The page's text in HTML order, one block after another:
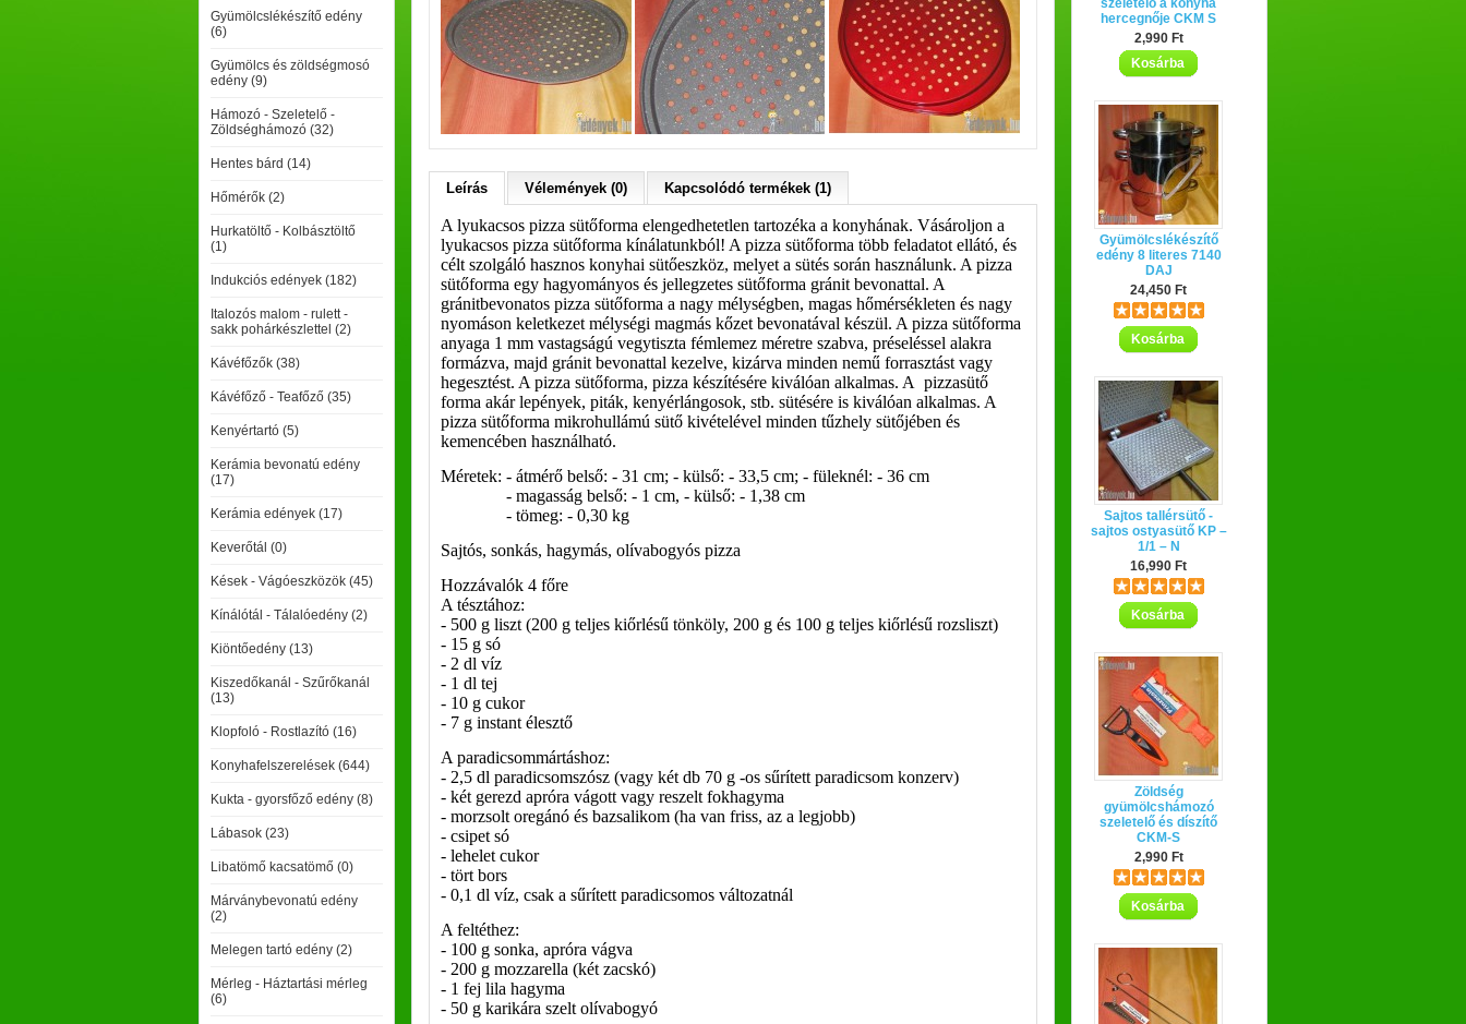
Gyümölcslékészítő edény
(6)
Gyümölcs és zöldségmosó
edény (9)
Hámozó - Szeletelő -
Zöldséghámozó (32)
Hentes bárd (14)
Hőmérők (2)
Hurkatöltő - Kolbásztöltő
(1)
Indukciós edények (182)
Italozós malom - rulett -
sakk pohárkészlettel (2)
Kávéfőzők (38)
Kávéfőző - Teafőző (35)
Kenyértartó (5)
Kerámia bevonatú edény
(17)
Kerámia edények (17)
Keverőtál (0)
Kések - Vágóeszközök (45)
Kínálótál - Tálalóedény (2)
Kiöntőedény (13)
Kiszedőkanál - Szűrőkanál
(13)
Klopfoló - Rostlazító (16)
Konyhafelszerelések (644)
Kukta - gyorsfőző edény (8)
Lábasok (23)
Libatömő kacsatömő (0)
Márványbevonatú edény
(2)
Melegen tartó edény (2)
Mérleg - Háztartási mérleg
(6)
szeletelő a konyha
hercegnője CKM S
2,990 Ft
Kosárba
Gyümölcslékészítő
edény 8 literes 7140
DAJ
24,450 Ft
Kosárba
Sajtos tallérsütő -
sajtos ostyasütő KP –
1/1 – N
16,990 Ft
Kosárba
Zöldség
gyümölcshámozó
szeletelő és díszítő
CKM-S
2,990 Ft
Kosárba
Leírás Vélemények (0) Kapcsolódó termékek (1)
A lyukacsos pizza sütőforma elengedhetetlen tartozéka a konyhának. Vásároljon a
lyukacsos pizza sütőforma kínálatunkból! A pizza sütőforma több feladatot ellátó, és
célt szolgáló hasznos konyhai sütőeszköz, melyet a sütés során használunk. A pizza
sütőforma egy hagyományos és jellegzetes sütőforma gránit bevonattal. A
gránitbevonatos pizza sütőforma a nagy mélységben, magas hőmérsékleten és nagy
nyomáson keletkezet mélységi magmás kőzet bevonatával készül. A pizza sütőforma
anyaga 1 mm vastagságú vegytiszta fémlemez méretre szabva, préseléssel alakra
formázva, majd gránit bevonattal kezelve, kizárva minden nemű forrasztást vagy
hegesztést. A pizza sütőforma, pizza készítésére kiválóan alkalmas. A pizzasütő
forma akár lepények, piták, kenyérlángosok, stb. sütésére is kiválóan alkalmas. A
pizza sütőforma mikrohullámú sütő kivételével minden tűzhely sütőjében és
kemencében használható.
Méretek: - átmérő belső: - 31 cm; - külső: - 33,5 cm; - füleknél: - 36 cm
- magasság belső: - 1 cm, - külső: - 1,38 cm
- tömeg: - 0,30 kg
Sajtós, sonkás, hagymás, olívabogyós pizza
Hozzávalók 4 főre
A tésztához:
- 500 g liszt (200 g teljes kiőrlésű tönköly, 200 g és 100 g teljes kiőrlésű rozsliszt)
- 15 g só
- 2 dl víz
- 1 dl tej
- 10 g cukor
- 7 g instant élesztő
A paradicsommártáshoz:
- 2,5 dl paradicsomszósz (vagy két db 70 g -os sűrített paradicsom konzerv)
- két gerezd apróra vágott vagy reszelt fokhagyma
- morzsolt oregánó és bazsalikom (ha van friss, az a legjobb)
- csipet só
- lehelet cukor
- tört bors
- 0,1 dl víz, csak a sűrített paradicsomos változatnál
A feltéthez:
- 100 g sonka, apróra vágva
- 200 g mozzarella (két zacskó)
- 1 fej lila hagyma
- 50 g karikára szelt olívabogyó